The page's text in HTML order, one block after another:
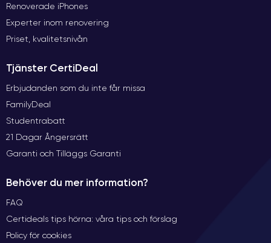
Renoverade iPhones
Experter inom renovering
Priset, kvalitetsnivån
Tjänster CertiDeal
Erbjudanden som du inte får missa
FamilyDeal
Studentrabatt
21 Dagar Ångersrätt
Garanti och Tilläggs Garanti
Behöver du mer information?
FAQ
Certideals tips hörna: våra tips och förslag
Policy för cookies